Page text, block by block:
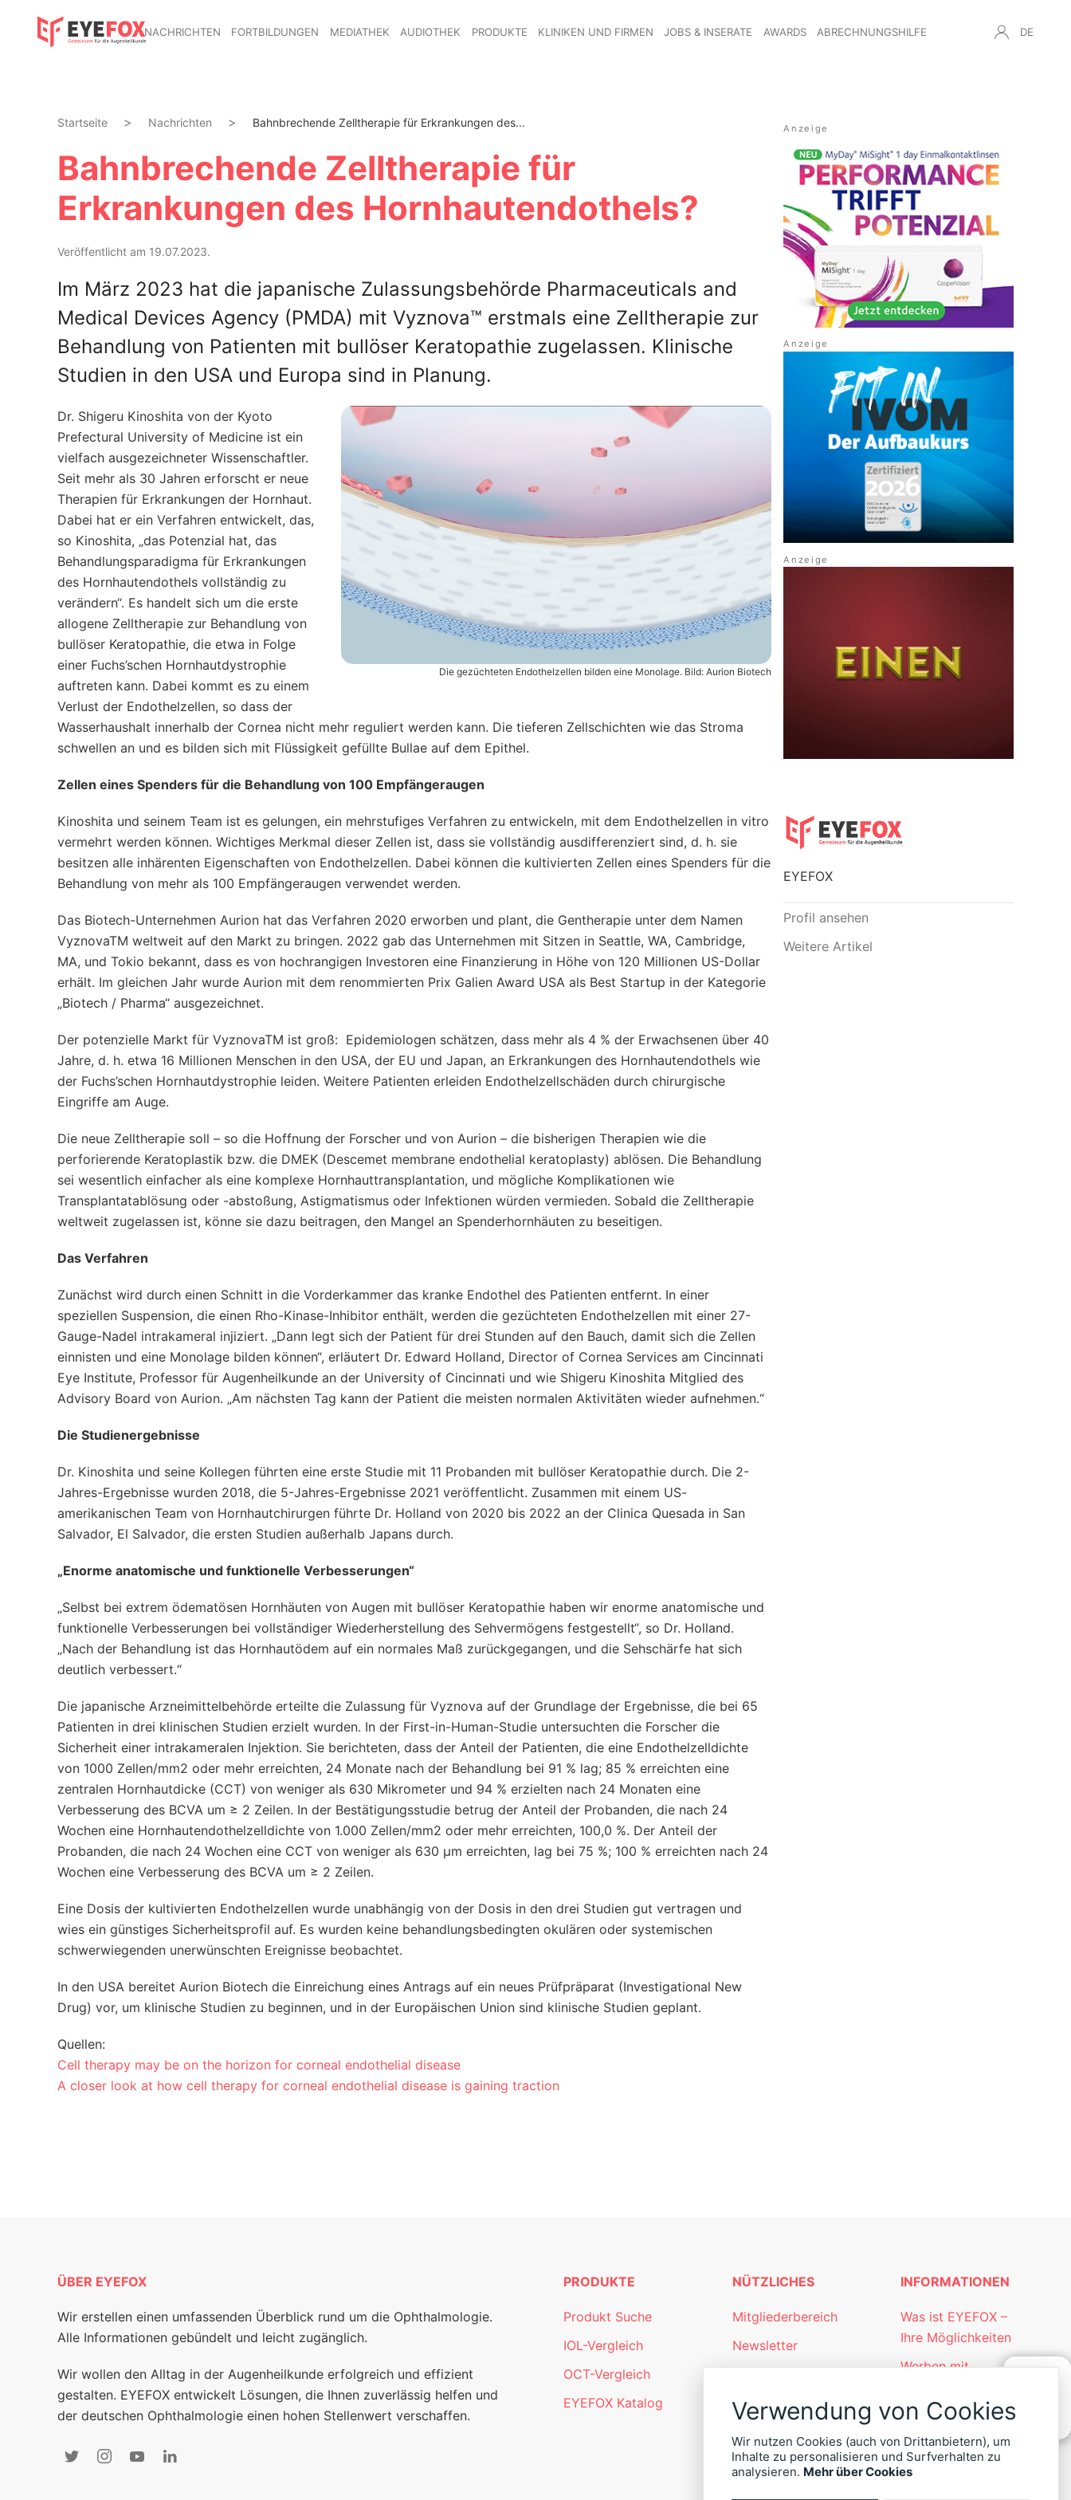
NACHRICHTEN FORTBILDUNGEN MEDIATHEK AUDIOTHEK PRODUKTE KLINIKEN UND FIRMEN JOBS & INSERATE AWARDS ABRECHNUNGSHILFE DE
Startseite Nachrichten Bahnbrechende Zelltherapie für Erkrankungen des...
Bahnbrechende Zelltherapie für
Erkrankungen des Hornhautendothels?
Veröffentlicht am 19.07.2023.
Im März 2023 hat die japanische Zulassungsbehörde Pharmaceuticals and
Medical Devices Agency (PMDA) mit Vyznova™ erstmals eine Zelltherapie zur
Behandlung von Patienten mit bullöser Keratopathie zugelassen. Klinische
Studien in den USA und Europa sind in Planung.
Die gezüchteten Endothelzellen bilden eine Monolage. Bild: Aurion Biotech
Dr. Shigeru Kinoshita von der Kyoto
Prefectural University of Medicine ist ein
vielfach ausgezeichneter Wissenschaftler.
Seit mehr als 30 Jahren erforscht er neue
Therapien für Erkrankungen der Hornhaut.
Dabei hat er ein Verfahren entwickelt, das,
so Kinoshita, „das Potenzial hat, das
Behandlungsparadigma für Erkrankungen
des Hornhautendothels vollständig zu
verändern“. Es handelt sich um die erste
allogene Zelltherapie zur Behandlung von
bullöser Keratopathie, die etwa in Folge
einer Fuchs’schen Hornhautdystrophie
auftreten kann. Dabei kommt es zu einem
Verlust der Endothelzellen, so dass der
Wasserhaushalt innerhalb der Cornea nicht mehr reguliert werden kann. Die tieferen Zellschichten wie das Stroma
schwellen an und es bilden sich mit Flüssigkeit gefüllte Bullae auf dem Epithel.
Zellen eines Spenders für die Behandlung von 100 Empfängeraugen
Kinoshita und seinem Team ist es gelungen, ein mehrstufiges Verfahren zu entwickeln, mit dem Endothelzellen in vitro
vermehrt werden können. Wichtiges Merkmal dieser Zellen ist, dass sie vollständig ausdifferenziert sind, d. h. sie
besitzen alle inhärenten Eigenschaften von Endothelzellen. Dabei können die kultivierten Zellen eines Spenders für die
Behandlung von mehr als 100 Empfängeraugen verwendet werden.
Das Biotech-Unternehmen Aurion hat das Verfahren 2020 erworben und plant, die Gentherapie unter dem Namen
VyznovaTM weltweit auf den Markt zu bringen. 2022 gab das Unternehmen mit Sitzen in Seattle, WA, Cambridge,
MA, und Tokio bekannt, dass es von hochrangigen Investoren eine Finanzierung in Höhe von 120 Millionen US-Dollar
erhält. Im gleichen Jahr wurde Aurion mit dem renommierten Prix Galien Award USA als Best Startup in der Kategorie
„Biotech / Pharma“ ausgezeichnet.
Der potenzielle Markt für VyznovaTM ist groß: Epidemiologen schätzen, dass mehr als 4 % der Erwachsenen über 40
Jahre, d. h. etwa 16 Millionen Menschen in den USA, der EU und Japan, an Erkrankungen des Hornhautendothels wie
der Fuchs’schen Hornhautdystrophie leiden. Weitere Patienten erleiden Endothelzellschäden durch chirurgische
Eingriffe am Auge.
Die neue Zelltherapie soll – so die Hoffnung der Forscher und von Aurion – die bisherigen Therapien wie die
perforierende Keratoplastik bzw. die DMEK (Descemet membrane endothelial keratoplasty) ablösen. Die Behandlung
sei wesentlich einfacher als eine komplexe Hornhauttransplantation, und mögliche Komplikationen wie
Transplantatablösung oder -abstoßung, Astigmatismus oder Infektionen würden vermieden. Sobald die Zelltherapie
weltweit zugelassen ist, könne sie dazu beitragen, den Mangel an Spenderhornhäuten zu beseitigen.
Das Verfahren
Zunächst wird durch einen Schnitt in die Vorderkammer das kranke Endothel des Patienten entfernt. In einer
speziellen Suspension, die einen Rho-Kinase-Inhibitor enthält, werden die gezüchteten Endothelzellen mit einer 27-
Gauge-Nadel intrakameral injiziert. „Dann legt sich der Patient für drei Stunden auf den Bauch, damit sich die Zellen
einnisten und eine Monolage bilden können“, erläutert Dr. Edward Holland, Director of Cornea Services am Cincinnati
Eye Institute, Professor für Augenheilkunde an der University of Cincinnati und wie Shigeru Kinoshita Mitglied des
Advisory Board von Aurion. „Am nächsten Tag kann der Patient die meisten normalen Aktivitäten wieder aufnehmen.“
Die Studienergebnisse
Dr. Kinoshita und seine Kollegen führten eine erste Studie mit 11 Probanden mit bullöser Keratopathie durch. Die 2-
Jahres-Ergebnisse wurden 2018, die 5-Jahres-Ergebnisse 2021 veröffentlicht. Zusammen mit einem US-
amerikanischen Team von Hornhautchirurgen führte Dr. Holland von 2020 bis 2022 an der Clinica Quesada in San
Salvador, El Salvador, die ersten Studien außerhalb Japans durch.
„Enorme anatomische und funktionelle Verbesserungen“
„Selbst bei extrem ödematösen Hornhäuten von Augen mit bullöser Keratopathie haben wir enorme anatomische und
funktionelle Verbesserungen bei vollständiger Wiederherstellung des Sehvermögens festgestellt“, so Dr. Holland.
„Nach der Behandlung ist das Hornhautödem auf ein normales Maß zurückgegangen, und die Sehschärfe hat sich
deutlich verbessert.“
Die japanische Arzneimittelbehörde erteilte die Zulassung für Vyznova auf der Grundlage der Ergebnisse, die bei 65
Patienten in drei klinischen Studien erzielt wurden. In der First-in-Human-Studie untersuchten die Forscher die
Sicherheit einer intrakameralen Injektion. Sie berichteten, dass der Anteil der Patienten, die eine Endothelzelldichte
von 1000 Zellen/mm2 oder mehr erreichten, 24 Monate nach der Behandlung bei 91 % lag; 85 % erreichten eine
zentralen Hornhautdicke (CCT) von weniger als 630 Mikrometer und 94 % erzielten nach 24 Monaten eine
Verbesserung des BCVA um ≥ 2 Zeilen. In der Bestätigungsstudie betrug der Anteil der Probanden, die nach 24
Wochen eine Hornhautendothelzelldichte von 1.000 Zellen/mm2 oder mehr erreichten, 100,0 %. Der Anteil der
Probanden, die nach 24 Wochen eine CCT von weniger als 630 μm erreichten, lag bei 75 %; 100 % erreichten nach 24
Wochen eine Verbesserung des BCVA um ≥ 2 Zeilen.
Eine Dosis der kultivierten Endothelzellen wurde unabhängig von der Dosis in den drei Studien gut vertragen und
wies ein günstiges Sicherheitsprofil auf. Es wurden keine behandlungsbedingten okulären oder systemischen
schwerwiegenden unerwünschten Ereignisse beobachtet.
In den USA bereitet Aurion Biotech die Einreichung eines Antrags auf ein neues Prüfpräparat (Investigational New
Drug) vor, um klinische Studien zu beginnen, und in der Europäischen Union sind klinische Studien geplant.
Quellen:
Cell therapy may be on the horizon for corneal endothelial disease
A closer look at how cell therapy for corneal endothelial disease is gaining traction
EYEFOX
Profil ansehen
Weitere Artikel
KONTAKT
ZU
EYEFOX
ÜBER EYEFOX
Wir erstellen einen umfassenden Überblick rund um die Ophthalmologie.
Alle Informationen gebündelt und leicht zugänglich.
Wir wollen den Alltag in der Augenheilkunde erfolgreich und effizient
gestalten. EYEFOX entwickelt Lösungen, die Ihnen zuverlässig helfen und
der deutschen Ophthalmologie einen hohen Stellenwert verschaffen.
PRODUKTE
Produkt Suche
IOL-Vergleich
OCT-Vergleich
EYEFOX Katalog
NÜTZLICHES
Mitgliederbereich
Newsletter
INFORMATIONEN
Was ist EYEFOX –
Ihre Möglichkeiten
Werben mit
Kontakt
Datenschutz
Impressum
Verwendung von Cookies
Wir nutzen Cookies (auch von Drittanbietern), um
Inhalte zu personalisieren und Surfverhalten zu
analysieren. Mehr über Cookies